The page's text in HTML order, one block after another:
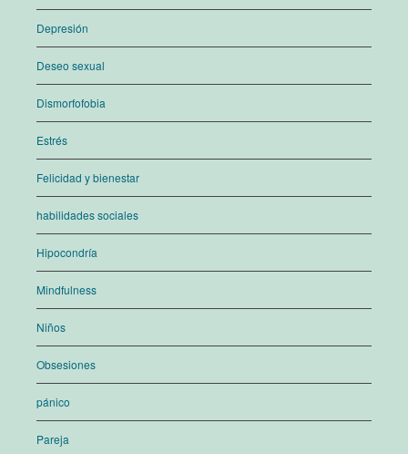
Depresión
Deseo sexual
Dismorfofobia
Estrés
Felicidad y bienestar
habilidades sociales
Hipocondría
Mindfulness
Niños
Obsesiones
pánico
Pareja